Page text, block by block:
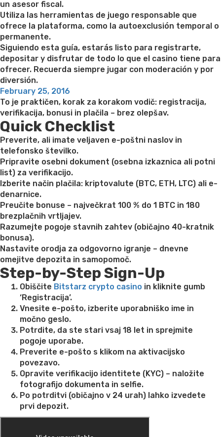
un asesor fiscal.
Utiliza las herramientas de juego responsable que
ofrece la plataforma, como la autoexclusión temporal o
permanente.
Siguiendo esta guía, estarás listo para registrarte,
depositar y disfrutar de todo lo que el casino tiene para
ofrecer. Recuerda siempre jugar con moderación y por
diversión.
Posted
on
February 25, 2016
To je praktičen, korak za korakom vodič: registracija,
verifikacija, bonusi in plačila – brez olepšav.
Quick Checklist
Preverite, ali imate veljaven e-poštni naslov in
telefonsko številko.
Pripravite osebni dokument (osebna izkaznica ali potni
list) za verifikacijo.
Izberite način plačila: kriptovalute (BTC, ETH, LTC) ali e-
denarnice.
Preučite bonuse – največkrat 100 % do 1 BTC in 180
brezplačnih vrtljajev.
Razumejte pogoje stavnih zahtev (običajno 40-kratnik
bonusa).
Nastavite orodja za odgovorno igranje – dnevne
omejitve depozita in samopomoč.
Step-by-Step Sign-Up
Obiščite Bitstarz crypto casino in kliknite gumb
‘Registracija’.
Vnesite e-pošto, izberite uporabniško ime in
močno geslo.
Potrdite, da ste stari vsaj 18 let in sprejmite
pogoje uporabe.
Preverite e-pošto s klikom na aktivacijsko
povezavo.
Opravite verifikacijo identitete (KYC) – naložite
fotografijo dokumenta in selfie.
Po potrditvi (običajno v 24 urah) lahko izvedete
prvi depozit.